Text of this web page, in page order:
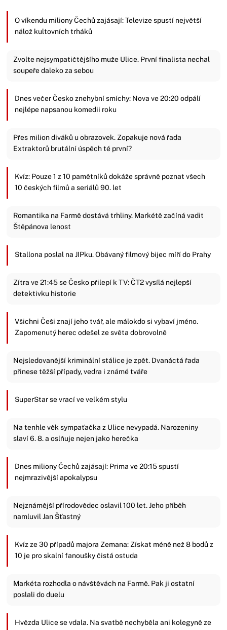
O víkendu miliony Čechů zajásají: Televize spustí největší
nálož kultovních trháků
Zvolte nejsympatičtějšího muže Ulice. První finalista nechal
soupeře daleko za sebou
Dnes večer Česko znehybní smíchy: Nova ve 20:20 odpálí
nejlépe napsanou komedii roku
Přes milion diváků u obrazovek. Zopakuje nová řada
Extraktorů brutální úspěch té první?
Kvíz: Pouze 1 z 10 pamětníků dokáže správně poznat všech
10 českých filmů a seriálů 90. let
Romantika na Farmě dostává trhliny. Markétě začíná vadit
Štěpánova lenost
Stallona poslal na JIPku. Obávaný filmový bijec míří do Prahy
Zítra ve 21:45 se Česko přilepí k TV: ČT2 vysílá nejlepší
detektivku historie
Všichni Češi znají jeho tvář, ale málokdo si vybaví jméno.
Zapomenutý herec odešel ze světa dobrovolně
Nejsledovanější kriminální stálice je zpět. Dvanáctá řada
přinese těžší případy, vedra i známé tváře
SuperStar se vrací ve velkém stylu
Na tenhle věk sympaťačka z Ulice nevypadá. Narozeniny
slaví 6. 8. a oslňuje nejen jako herečka
Dnes miliony Čechů zajásají: Prima ve 20:15 spustí
nejmrazivější apokalypsu
Nejznámější přírodovědec oslavil 100 let. Jeho příběh
namluvil Jan Šťastný
Kvíz ze 30 případů majora Zemana: Získat méně než 8 bodů z
10 je pro skalní fanoušky čistá ostuda
Markéta rozhodla o návštěvách na Farmě. Pak ji ostatní
poslali do duelu
Hvězda Ulice se vdala. Na svatbě nechyběla ani kolegyně ze